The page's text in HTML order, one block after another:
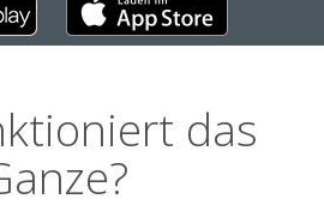
das